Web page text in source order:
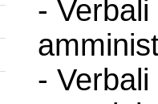
-
-